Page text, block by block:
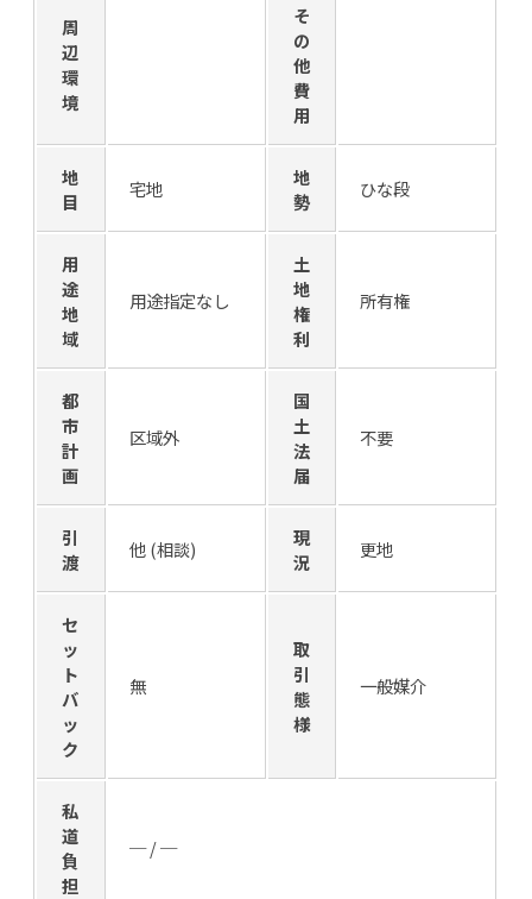
周
辺
環
境
そ
の
他
費
用
地
目
宅地
地
勢
ひな段
用
途
地
域
用途指定なし
土
地
権
利
所有権
都
市
計
画
区域外
国
土
法
届
不要
引
渡
他 (相談)
現
況
更地
セ
ッ
ト
バ
ッ
ク
無
取
引
態
様
一般媒介
私
道
負
担
─ / ─